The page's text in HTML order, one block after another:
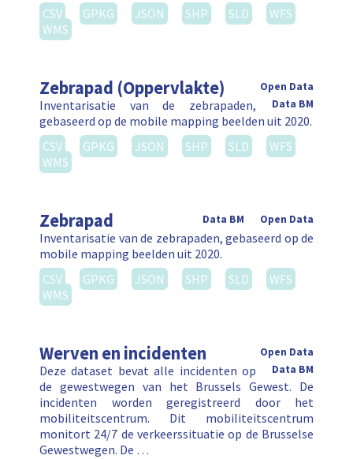
CSV
GPKG JSON SHP SLD
WFS
WMS
Zebrapad (Oppervlakte)
Open Data
Data BM
Inventarisatie van de zebrapaden,
gebaseerd op de mobile mapping beelden uit 2020.
CSV
GPKG JSON SHP SLD
WFS
WMS
Zebrapad Open Data
Data BM
Inventarisatie van de zebrapaden, gebaseerd op de
mobile mapping beelden uit 2020.
CSV
GPKG JSON SHP SLD
WFS
WMS
Werven en incidenten
Open Data
Data BM
Deze dataset bevat alle incidenten op
de gewestwegen van het Brussels Gewest. De
incidenten worden geregistreerd door het
mobiliteitscentrum. Dit mobiliteitscentrum
monitort 24/7 de verkeerssituatie op de Brusselse
Gewestwegen. De …